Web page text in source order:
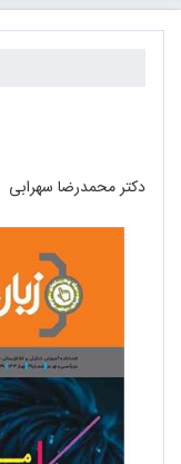
دکتر محمدرضا سهرابی